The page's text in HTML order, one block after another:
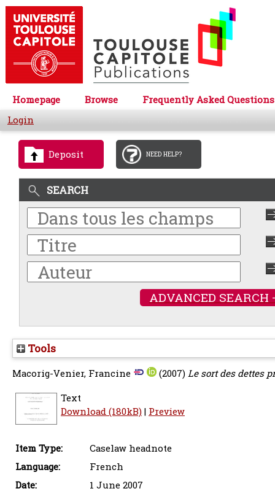
Homepage Browse
Frequently Asked Questions
Login
Deposit NEED HELP?
SEARCH
ADVANCED SEARCH
Tools
Macorig-Venier, Francine (2007)Le sort des dettes
Text
Download (180kB)| Preview
Item Type:
Caselaw headnote
Language:
French
Date:
1 June 2007